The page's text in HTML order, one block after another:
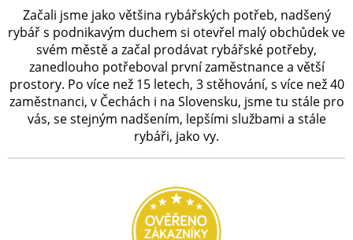
Začali jsme jako většina rybářských potřeb, nadšený
rybář s podnikavým duchem si otevřel malý obchůdek ve
svém městě a začal prodávat rybářské potřeby,
zanedlouho potřeboval první zaměstnance a větší
prostory. Po více než 15 letech, 3 stěhování, s více než 40
zaměstnanci, v Čechách i na Slovensku, jsme tu stále pro
vás, se stejným nadšením, lepšími službami a stále
rybáři, jako vy.